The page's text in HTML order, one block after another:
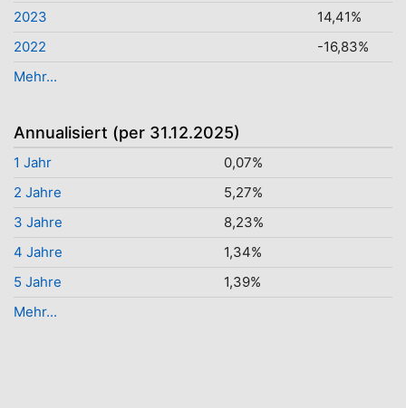
2023
14,41%
2022
-16,83%
Mehr...
Annualisiert (per 31.12.2025)
1 Jahr
0,07%
2 Jahre
5,27%
3 Jahre
8,23%
4 Jahre
1,34%
5 Jahre
1,39%
Mehr...